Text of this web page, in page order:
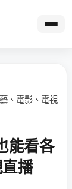
、電影、電視
能看各
播